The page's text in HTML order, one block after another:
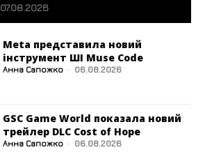
07.08.2026
Meta представила новий
інструмент ШІ Muse Code
Анна Сапожко - 06.08.2026
GSC Game World показала новий
трейлер DLC Cost of Hope
Анна Сапожко - 06.08.2026